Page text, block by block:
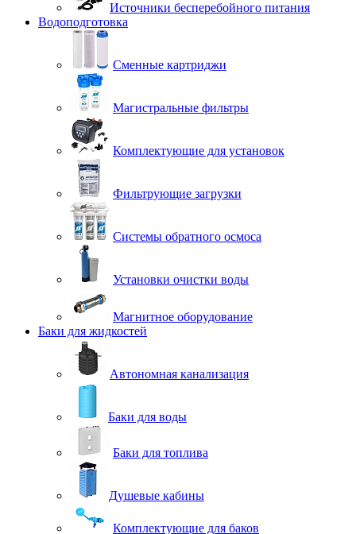
Источники бесперебойного питания
Водоподготовка
Сменные картриджи
Магистральные фильтры
Комплектующие для установок
Фильтрующие загрузки
Системы обратного осмоса
Установки очистки воды
Магнитное оборудование
Баки для жидкостей
Автономная канализация
Баки для воды
Баки для топлива
Душевые кабины
Комплектующие для баков